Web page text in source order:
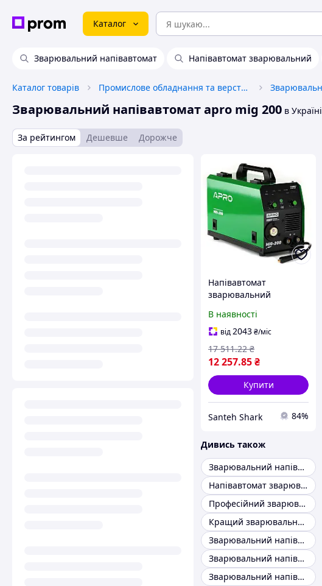
Каталог
Зварювальний напівавтомат Напівавтомат зварювальний
Каталог товарів Промислове обладнання та верстати
Зварювальний напівавтомат apro mig 200 в Україні
За рейтингом Дешевше Дорожче
Напівавтомат
зварювальний
200 + набір кабелів
8888
В наявності
від2043₴/міс
12 257.85₴
17 511.22 ₴
Купити
Santeh Shark 84%
Дивись також
Зварювальний напівавтомат
Напівавтомат зварювальний
Професійний зварювальний напівавтомат
Кращий зварювальний напівавтомат
Зварювальний напівавтомат MIG-MAG
Зварювальний напівавтомат для будинку
Зварювальний напівавтомат 220